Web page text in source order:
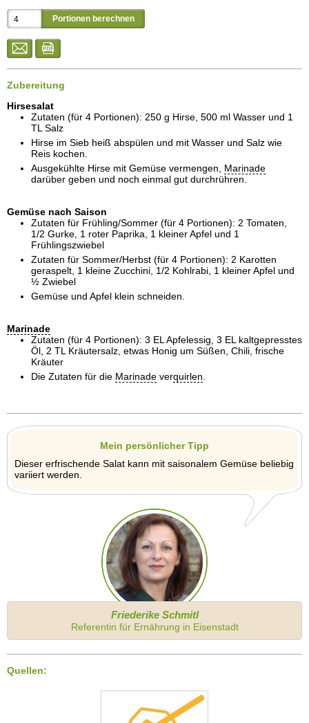
Zubereitung
Hirsesalat
Zutaten (für 4 Portionen): 250 g Hirse, 500 ml Wasser und 1
TL Salz
Hirse im Sieb heiß abspülen und mit Wasser und Salz wie
Reis kochen.
Ausgekühlte Hirse mit Gemüse vermengen, Marinade
darüber geben und noch einmal gut durchrühren.
Gemüse nach Saison
Zutaten für Frühling/Sommer (für 4 Portionen): 2 Tomaten,
1/2 Gurke, 1 roter Paprika, 1 kleiner Apfel und 1
Frühlingszwiebel
Zutaten für Sommer/Herbst (für 4 Portionen): 2 Karotten
geraspelt, 1 kleine Zucchini, 1/2 Kohlrabi, 1 kleiner Apfel und
½ Zwiebel
Gemüse und Apfel klein schneiden.
Marinade
Zutaten (für 4 Portionen): 3 EL Apfelessig, 3 EL kaltgepresstes
Öl, 2 TL Kräutersalz, etwas Honig um Süßen, Chili, frische
Kräuter
Die Zutaten für die Marinade verquirlen
Mein persönlicher Tipp
Dieser erfrischende Salat kann mit saisonalem Gemüse beliebig
variiert werden.
Friederike Schmitl
Referentin für Ernährung in Eisenstadt
Quellen: